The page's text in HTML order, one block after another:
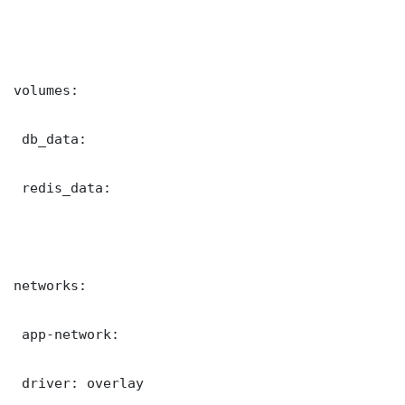
volumes:
db_data:
redis_data:
networks:
app-network:
driver: overlay